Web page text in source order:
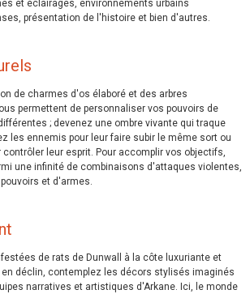
et éclairages, environnements urbains
présentation de l'histoire et bien d'autres.
de charmes d'os élaboré et des arbres
permettent de personnaliser vos pouvoirs de
; devenez une ombre vivante qui traque
les ennemis pour leur faire subir le même sort ou
leur esprit. Pour accomplir vos objectifs,
une infinité de combinaisons d'attaques violentes,
et d'armes.
de rats de Dunwall à la côte luxuriante et
déclin, contemplez les décors stylisés imaginés
narratives et artistiques d'Arkane. Ici, le monde